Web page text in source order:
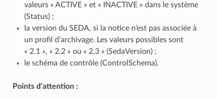
valeurs « ACTIVE » et « INACTIVE » dans le système
(Status) ;
la version du SEDA, si la notice n’est pas associée à
un profil d’archivage. Les valeurs possibles sont
« 2.1 », « 2.2 » ou « 2.3 » (SedaVersion) ;
le schéma de contrôle (ControlSchema).
Points d’attention :